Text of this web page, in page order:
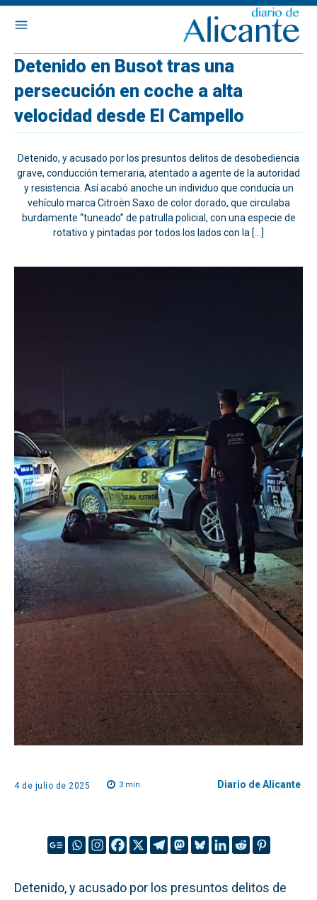
Detenido en Busot tras una
persecución en coche a alta
velocidad desde El Campello
Detenido, y acusado por los presuntos delitos de desobediencia
grave, conducción temeraria, atentado a agente de la autoridad
y resistencia. Así acabó anoche un individuo que conducía un
vehículo marca Citroën Saxo de color dorado, que circulaba
burdamente “tuneado” de patrulla policial, con una especie de
rotativo y pintadas por todos los lados con la […]
4 de julio de 2025 3 min. Diario de Alicante
Detenido, y acusado por los presuntos delitos de